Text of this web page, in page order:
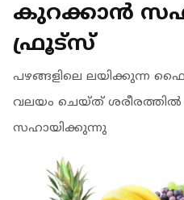
കുറക്കാൻ
ഫ്രൂട്‌സ്
പഴങ്ങളിലെ ലയിക്കുന്ന
വലയം ചെയ്ത് ശരീരത്തിൽ
സഹായിക്കുന്നു